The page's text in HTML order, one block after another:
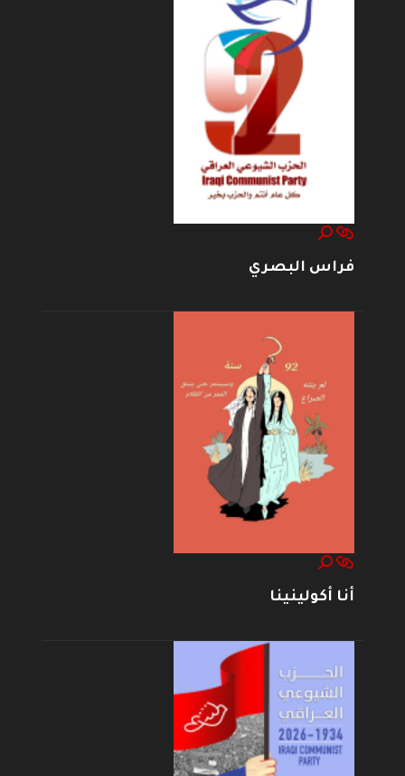
فراس البصري
أنا أكولينينا